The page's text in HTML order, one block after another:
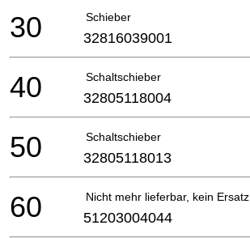
Schieber
30 32816039001
Schaltschieber
40 32805118004
Schaltschieber
50 32805118013
Nicht mehr lieferbar, kein Ersatz
60 51203004044